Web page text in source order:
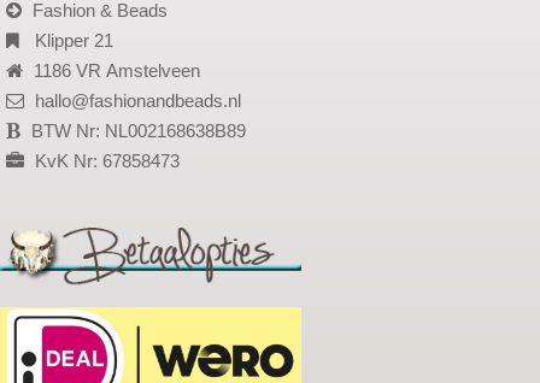
Fashion & Beads
Klipper 21
1186 VR Amstelveen
hallo@fashionandbeads.nl
BTW Nr: NL002168638B89
KvK Nr: 67858473